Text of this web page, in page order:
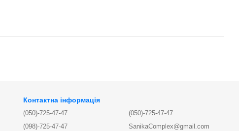
Контактна інформація
(050)-725-47-47
(098)-725-47-47
(050)-725-47-47
SanikaComplex@gmail.com